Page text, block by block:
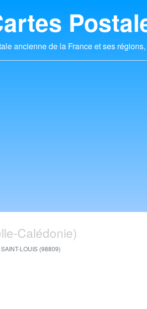
ancienne de la France et ses
Calédonie)
SAINT-LOUIS (98809)